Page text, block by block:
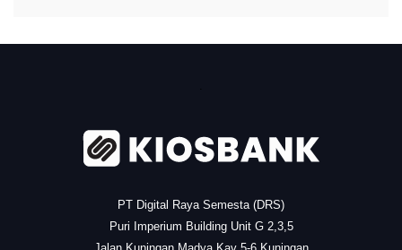
PT Digital Raya Semesta (DRS)
Puri Imperium Building Unit G 2,3,5